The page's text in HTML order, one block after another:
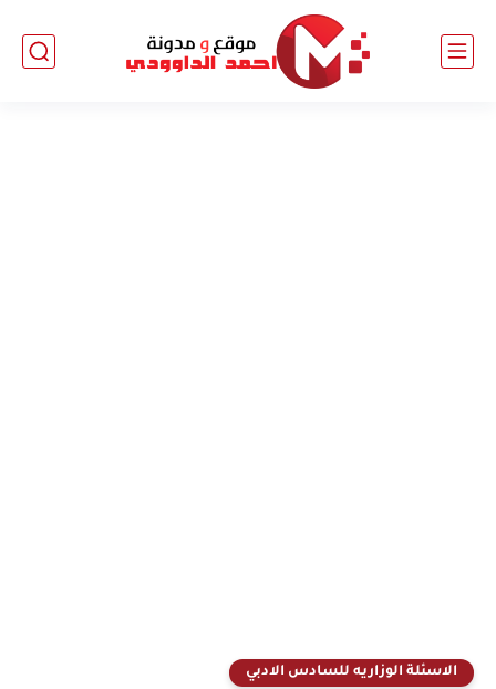
الاسئلة الوزاريه للسادس الادبي